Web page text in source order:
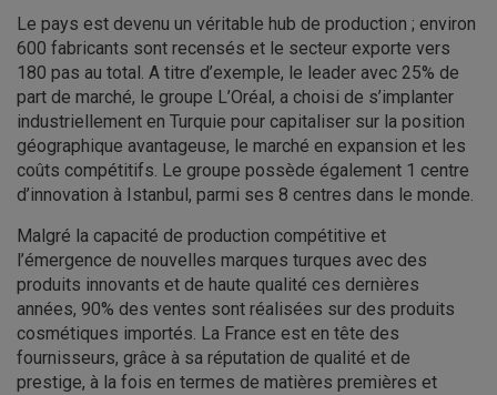
Le pays est devenu un véritable hub de production ; environ
600 fabricants sont recensés et le secteur exporte vers
180 pas au total. A titre d’exemple, le leader avec 25% de
part de marché, le groupe L’Oréal, a choisi de s’implanter
industriellement en Turquie pour capitaliser sur la position
géographique avantageuse, le marché en expansion et les
coûts compétitifs. Le groupe possède également 1 centre
d’innovation à Istanbul, parmi ses 8 centres dans le monde.
Malgré la capacité de production compétitive et
l’émergence de nouvelles marques turques avec des
produits innovants et de haute qualité ces dernières
années, 90% des ventes sont réalisées sur des produits
cosmétiques importés. La France est en tête des
fournisseurs, grâce à sa réputation de qualité et de
prestige, à la fois en termes de matières premières et